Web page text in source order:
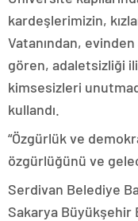
kardeşlerimizin,
Vatanından,
gören, adaletsizliği
kimsesizleri
kullandı.
“Özgürlük ve
özgürlüğünü ve
Serdivan Belediye
Sakarya Büyükşehir